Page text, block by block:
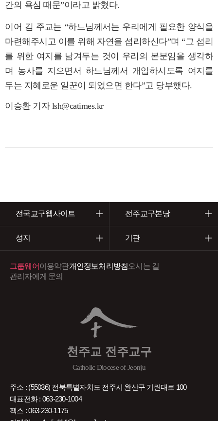
간의 욕심 때문”이라고 밝혔다.
이어 김 주교는 “하느님께서는 우리에게 필요한 양식을
마련해주시고 이를 위해 자연을 섭리하신다”며 “그 섭리
를 위한 여지를 남겨두는 것이 우리의 본분임을 생각하
며 농사를 지으면서 하느님께서 개입하시도록 여지를
두는 지혜로운 일꾼이 되었으면 한다”고 당부했다.
이승환 기자 lsh@catimes.kr
전국교구웹사이트 전주교구본당
성지 기관
천주교 전주교구
Catholic Diocese of Jeonju
그룹웨어이용약관개인정보처리방침오시는 길
관리자에게 문의
주소 : (55036) 전북특별자치도 전주시 완산구 기린대로 100
대표전화 : 063-230-1004
팩스 : 063-230-1175